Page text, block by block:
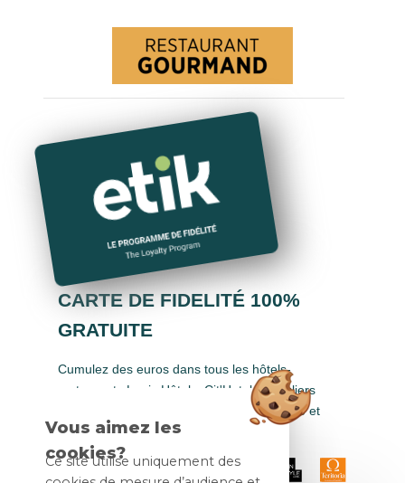
CARTE DE FIDELITÉ 100%
GRATUITE
Cumulez des euros dans tous les hôtels-
restaurants Logis Hôtels, Cit'Hotel, Singuliers
Hôtels, Demeures & Châteaux, Urban Style et
Auberge de Pays.
Vous aimez les
cookies?
Ce site utilise uniquement des